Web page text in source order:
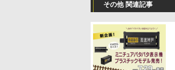
その他 関連記事